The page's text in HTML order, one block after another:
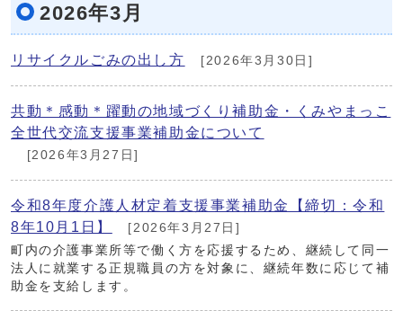
2026年3月
リサイクルごみの出し方 [2026年3月30日]
共動＊感動＊躍動の地域づくり補助金・くみやまっこ
全世代交流支援事業補助金について
[2026年3月27日]
令和8年度介護人材定着支援事業補助金【締切：令和
8年10月1日】
[2026年3月27日]
町内の介護事業所等で働く方を応援するため、継続して同一
法人に就業する正規職員の方を対象に、継続年数に応じて補
助金を支給します。